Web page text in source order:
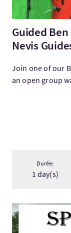
Guided
Nevis
Join one of our
an open group
Durée:
1 day(s)
Visitez:Speyside